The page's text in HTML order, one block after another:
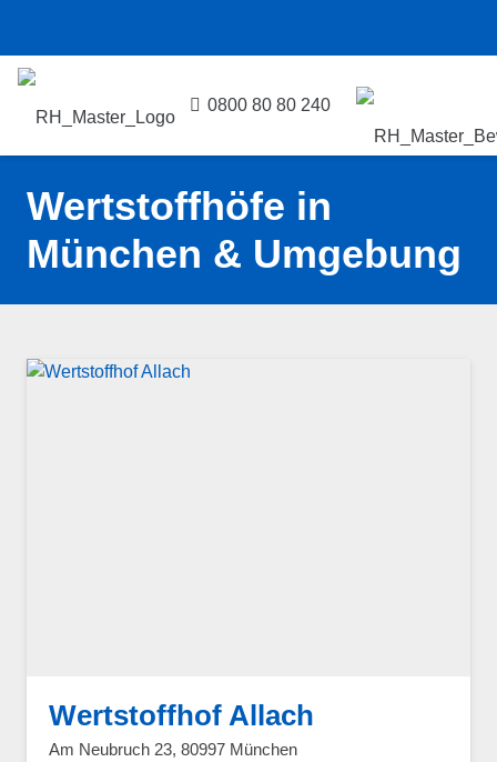
0800 80 80 240
Wertstoffhöfe in
München & Umgebung
Wertstoffhof Allach
Am Neubruch 23, 80997 München